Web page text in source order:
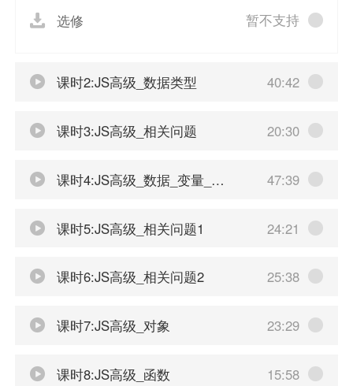
选修 暂不支持
课时2:JS高级_数据类型 40:42
课时3:JS高级_相关问题 20:30
课时4:JS高级_数据_变量_内存 47:39
课时5:JS高级_相关问题1 24:21
课时6:JS高级_相关问题2 25:38
课时7:JS高级_对象 23:29
课时8:JS高级_函数 15:58